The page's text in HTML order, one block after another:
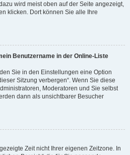
wird meist oben auf der Seite angezeigt,
klicken. Dort können Sie alle Ihre
Benutzername in der Online-Liste
Sie in den Einstellungen eine Option
Sitzung verbergen“. Wenn Sie diese
Moderatoren und Sie selbst
dann als unsichtbarer Besucher
Zeit nicht Ihrer eigenen Zeitzone. In